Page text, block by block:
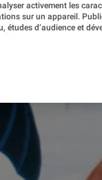
activement les
sur un appareil.
d’audience et